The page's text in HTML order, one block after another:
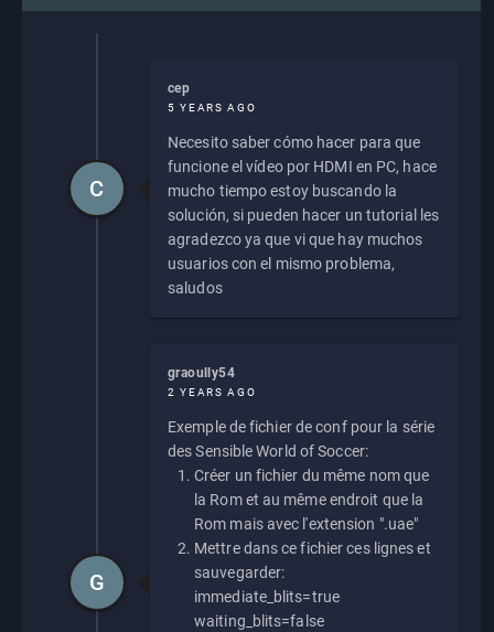
cep
5 YEARS AGO
Necesito saber cómo hacer para que
funcione el vídeo por HDMI en PC, hace
mucho tiempo estoy buscando la
solución, si pueden hacer un tutorial les
agradezco ya que vi que hay muchos
usuarios con el mismo problema,
saludos
C
graoully54
2 YEARS AGO
Exemple de fichier de conf pour la série
des Sensible World of Soccer:
Créer un fichier du même nom que
la Rom et au même endroit que la
Rom mais avec l'extension ".uae"
Mettre dans ce fichier ces lignes et
sauvegarder:
immediate_blits=true
waiting_blits=false
G